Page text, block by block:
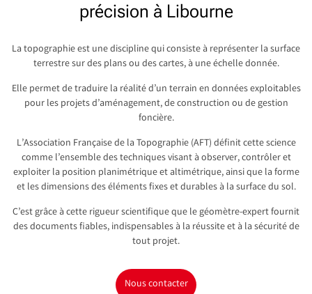
précision à Libourne
La topographie est une discipline qui consiste à représenter la surface
terrestre sur des plans ou des cartes, à une échelle donnée.
Elle permet de traduire la réalité d’un terrain en données exploitables
pour les projets d’aménagement, de construction ou de gestion
foncière.
L’Association Française de la Topographie (AFT) définit cette science
comme l’ensemble des techniques visant à observer, contrôler et
exploiter la position planimétrique et altimétrique, ainsi que la forme
et les dimensions des éléments fixes et durables à la surface du sol.
C’est grâce à cette rigueur scientifique que le géomètre-expert fournit
des documents fiables, indispensables à la réussite et à la sécurité de
tout projet.
Nous contacter